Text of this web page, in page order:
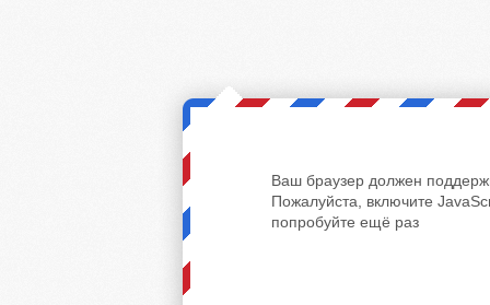
Ваш браузер должен
Пожалуйста, включите
попробуйте ещё раз